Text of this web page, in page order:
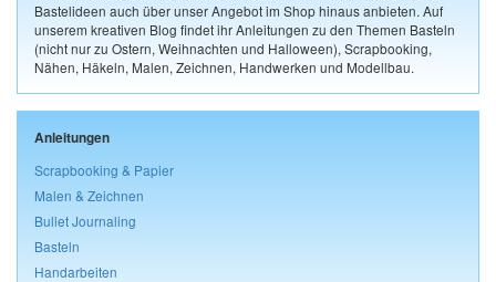
Bastelideen auch über unser Angebot im Shop hinaus anbieten. Auf
unserem kreativen Blog findet ihr Anleitungen zu den Themen Basteln
(nicht nur zu Ostern, Weihnachten und Halloween), Scrapbooking,
Nähen, Häkeln, Malen, Zeichnen, Handwerken und Modellbau.
Anleitungen
Scrapbooking & Papier
Malen & Zeichnen
Bullet Journaling
Basteln
Handarbeiten